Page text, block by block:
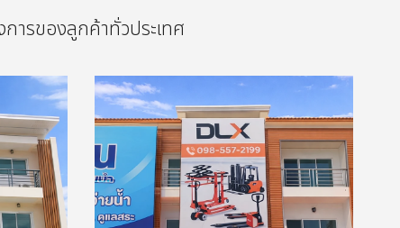
ารของลูกค้าทั่วประเทศ